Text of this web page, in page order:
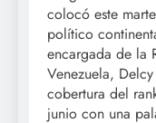
colocó este
político
encargada de la
Venezuela,
cobertura del
junio con una